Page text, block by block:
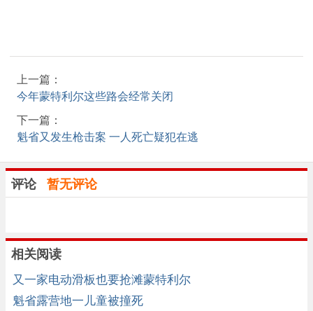
上一篇：
今年蒙特利尔这些路会经常关闭
下一篇：
魁省又发生枪击案 一人死亡疑犯在逃
评论 暂无评论
相关阅读
又一家电动滑板也要抢滩蒙特利尔
魁省露营地一儿童被撞死